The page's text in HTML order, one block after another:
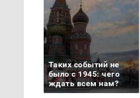
Таких событий не
было с 1945: чего
ждать всем нам?